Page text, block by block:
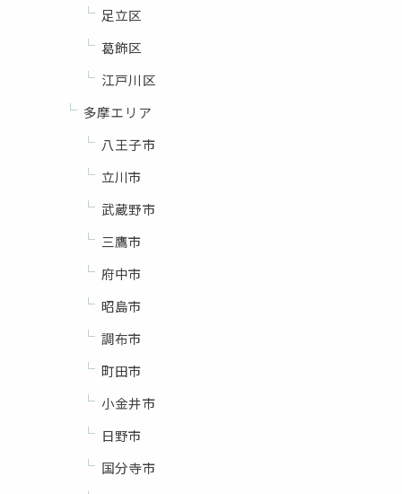
足立区
葛飾区
江戸川区
多摩エリア
八王子市
立川市
武蔵野市
三鷹市
府中市
昭島市
調布市
町田市
小金井市
日野市
国分寺市